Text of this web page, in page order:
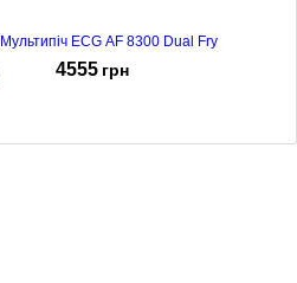
Мультипіч ECG AF 8300 Dual Fry
4555 грн